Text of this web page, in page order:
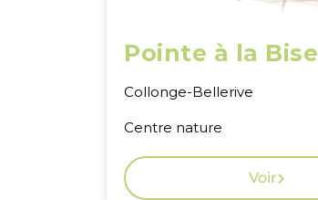
Pointe à la Bise
Collonge-Bellerive
Centre nature
Voir